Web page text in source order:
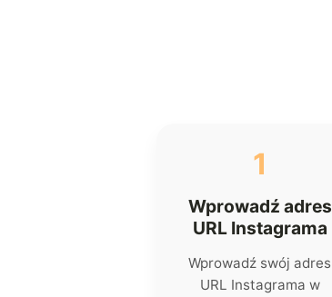
1
Wprowadź adres
URL Instagrama
Wprowadź swój adres
URL Instagrama w